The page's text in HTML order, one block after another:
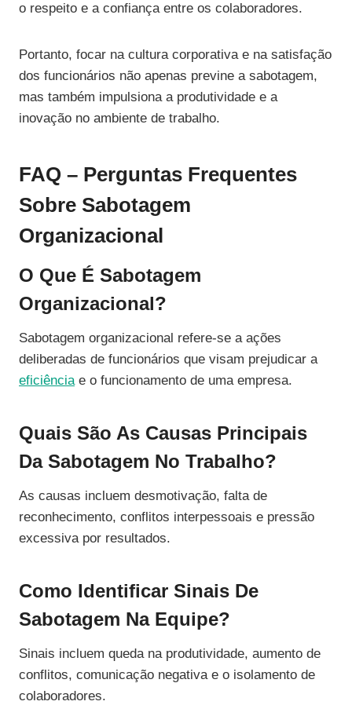
o respeito e a confiança entre os colaboradores.
Portanto, focar na cultura corporativa e na satisfação
dos funcionários não apenas previne a sabotagem,
mas também impulsiona a produtividade e a
inovação no ambiente de trabalho.
FAQ – Perguntas Frequentes
Sobre Sabotagem
Organizacional
O Que É Sabotagem
Organizacional?
Sabotagem organizacional refere-se a ações
deliberadas de funcionários que visam prejudicar a
eficiênciae o funcionamento de uma empresa.
Quais São As Causas Principais
Da Sabotagem No Trabalho?
As causas incluem desmotivação, falta de
reconhecimento, conflitos interpessoais e pressão
excessiva por resultados.
Como Identificar Sinais De
Sabotagem Na Equipe?
Sinais incluem queda na produtividade, aumento de
conflitos, comunicação negativa e o isolamento de
colaboradores.